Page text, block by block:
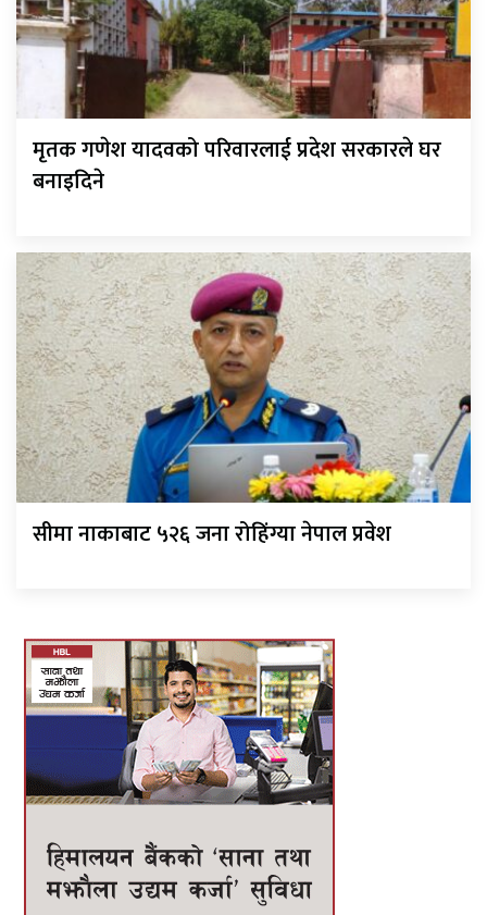
मृतक गणेश यादवको परिवारलाई प्रदेश सरकारले घर
बनाइदिने
सीमा नाकाबाट ५२६ जना रोहिंग्या नेपाल प्रवेश